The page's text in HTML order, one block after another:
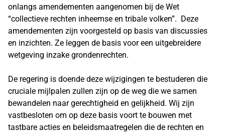
onlangs amendementen aangenomen bij de Wet
“collectieve rechten inheemse en tribale volken”. Deze
amendementen zijn voorgesteld op basis van discussies
en inzichten. Ze leggen de basis voor een uitgebreidere
wetgeving inzake grondenrechten.
De regering is doende deze wijzigingen te bestuderen die
cruciale mijlpalen zullen zijn op de weg die we samen
bewandelen naar gerechtigheid en gelijkheid. Wij zijn
vastbesloten om op deze basis voort te bouwen met
tastbare acties en beleidsmaatregelen die de rechten en